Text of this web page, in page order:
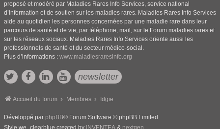
proposé et modéré par Maladies Rares Info Services, service national
d’information et de soutien sur les maladies rares. Maladies Rares Info Services
aide au quotidien les personnes concernées par une maladie rare dans leur
parcours de santé et de vie, par téléphone, mail, sur le Forum maladies rares et
sur les réseaux sociaux. Maladies Rares Info Services oriente aussi les
professionnels de santé et du secteur médico-social.
Plus d’informations : www.maladiesraresinfo.org
newsletter
Accueil du forum Membres Idgie
Développé par phpBB® Forum Software © phpBB Limited
Style we_clearblue created by INVENTEA & nextgen